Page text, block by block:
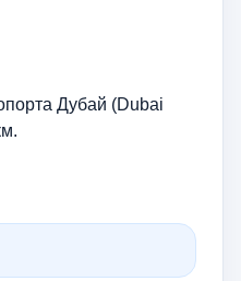
Дубай (Dubai